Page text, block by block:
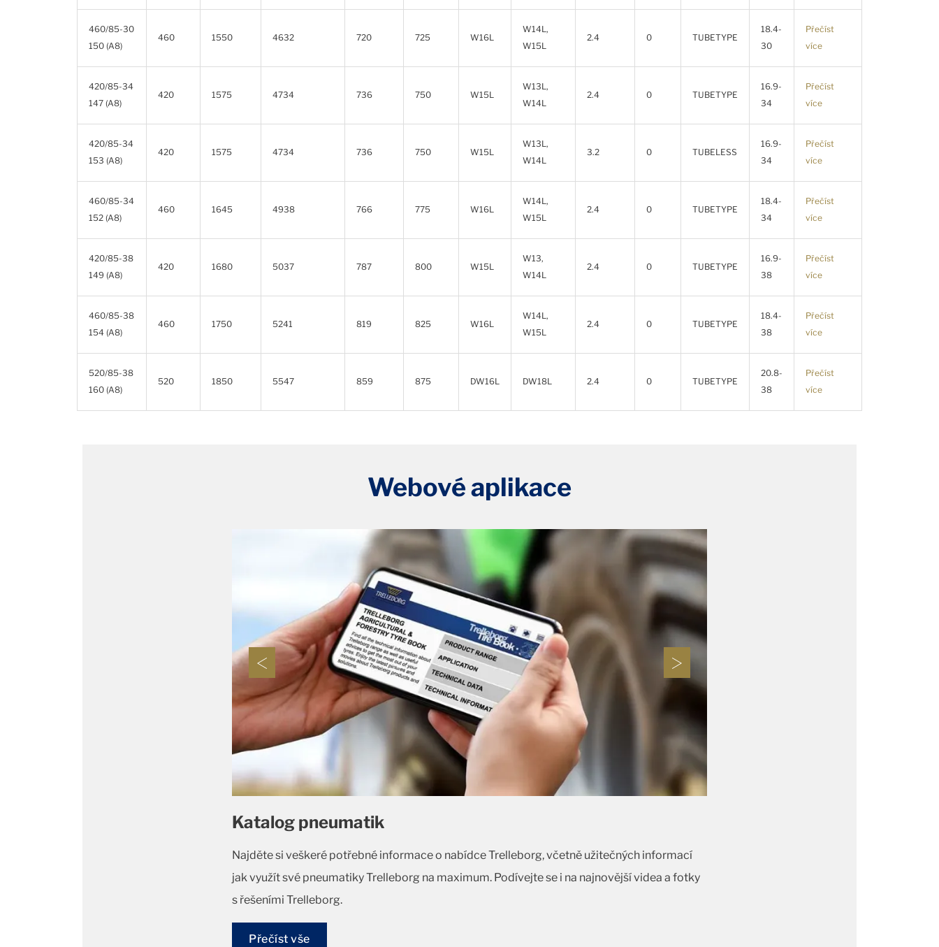
460/85-30
150 (A8)
460 1550 4632 720 725 W16L
W14L,
W15L
2.4 0 TUBETYPE
18.4-
30
Přečíst
více
420/85-34
147 (A8)
420 1575 4734 736 750 W15L
W13L,
W14L
2.4 0 TUBETYPE
16.9-
34
Přečíst
více
420/85-34
153 (A8)
420 1575 4734 736 750 W15L
W13L,
W14L
3.2 0 TUBELESS
16.9-
34
Přečíst
více
460/85-34
152 (A8)
460 1645 4938 766 775 W16L
W14L,
W15L
2.4 0 TUBETYPE
18.4-
34
Přečíst
více
420/85-38
149 (A8)
420 1680 5037 787 800 W15L
W13,
W14L
2.4 0 TUBETYPE
16.9-
38
Přečíst
více
460/85-38
154 (A8)
460 1750 5241 819 825 W16L
W14L,
W15L
2.4 0 TUBETYPE
18.4-
38
Přečíst
více
520/85-38
160 (A8)
520 1850 5547 859 875 DW16L DW18L 2.4 0 TUBETYPE
20.8-
38
Přečíst
více
Webové aplikace
Katalog pneumatik
Najděte si veškeré potřebné informace o nabídce Trelleborg, včetně užitečných informací
jak využít své pneumatiky Trelleborg na maximum. Podívejte se i na najnovější videa a fotky
s řešeními Trelleborg.
Přečíst vše